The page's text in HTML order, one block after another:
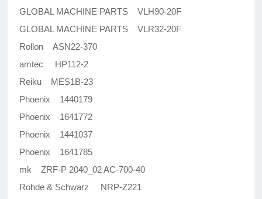
GLOBAL MACHINE PARTS VLH90-20F
GLOBAL MACHINE PARTS VLR32-20F
Rollon ASN22-370
amtec HP112-2
Reiku MES1B-23
Phoenix 1440179
Phoenix 1641772
Phoenix 1441037
Phoenix 1641785
mk ZRF-P 2040_02 AC-700-40
Rohde & Schwarz NRP-Z221